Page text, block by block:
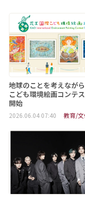
地球のことを考えなが
こども環境絵画コンテ
開始
2026.06.04 07:40 教育/文